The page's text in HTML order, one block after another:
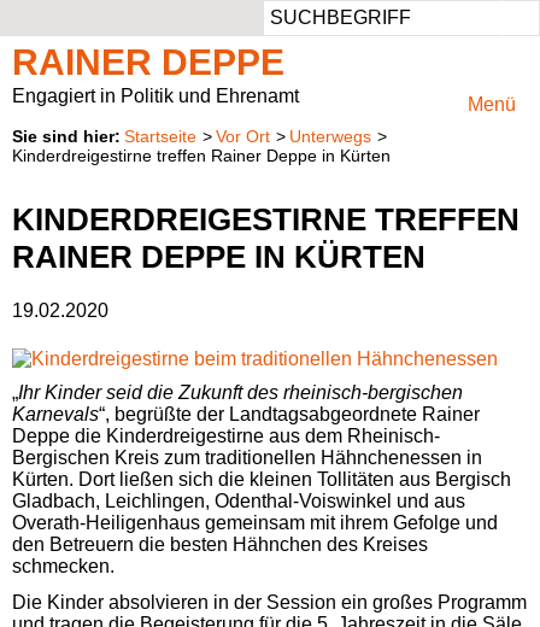
RAINER DEPPE
Engagiert in Politik und Ehrenamt Menü
Startseite Vor Ort
Unterwegs
Kinderdreigestirne treffen Rainer Deppe in Kürten
KINDERDREIGESTIRNE TREFFEN
RAINER DEPPE IN KÜRTEN
19.02.2020
„Ihr Kinder seid die Zukunft des rheinisch-bergischen
Karnevals“, begrüßte der Landtagsabgeordnete Rainer
Deppe die Kinderdreigestirne aus dem Rheinisch-
Bergischen Kreis zum traditionellen Hähnchenessen in
Kürten. Dort ließen sich die kleinen Tollitäten aus Bergisch
Gladbach, Leichlingen, Odenthal-Voiswinkel und aus
Overath-Heiligenhaus gemeinsam mit ihrem Gefolge und
den Betreuern die besten Hähnchen des Kreises
schmecken.
Die Kinder absolvieren in der Session ein großes Programm
Aus dem Landtag
Pressemeldungen
Besuchergruppen
Reden
Anträge
Positionspapiere
Wahlprüfsteine
Privater Werdegang
Beruflicher Werdegang
Politischer Werdegang
Aufgaben
Vorsitzender des Regionalrats Köln
Kreistagsabgeordneter
Rheinisch-Bergischer Kreis
Presse & Fotos
Kontaktformular